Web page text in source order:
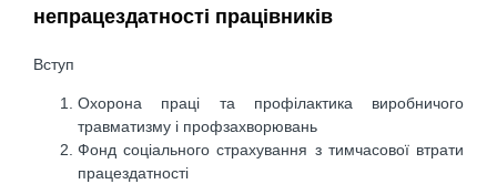
непрацездатності працівників
Вступ
Охорона праці та профілактика виробничого
травматизму і профзахворювань
Фонд соціального страхування з тимчасової втрати
працездатності